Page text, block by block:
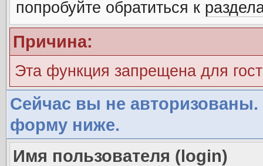
попробуйте обратиться к
Причина:
Эта функция запрещена для
Сейчас вы не авторизованы.
форму ниже.
Имя пользователя (login)